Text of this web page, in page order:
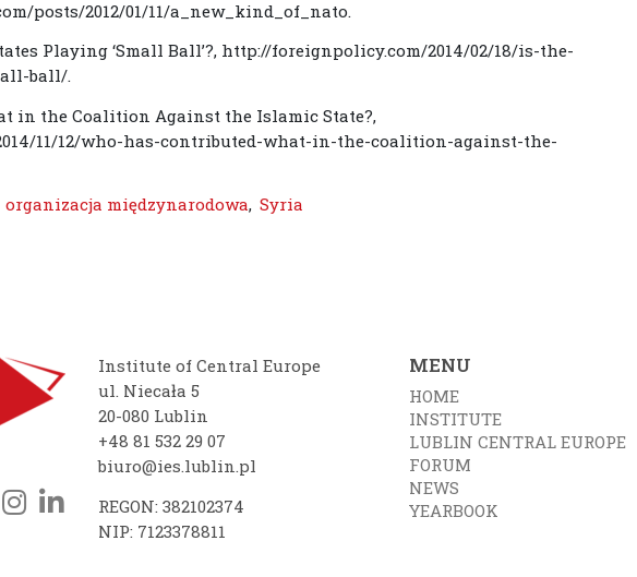
posts/2012/01/11/a_new_kind_of_nato.
Playing ‘Small Ball’?, http://foreignpolicy.com/2014/02/18/is-the-
ball/.
in the Coalition Against the Islamic State?,
11/12/who-has-contributed-what-in-the-coalition-against-the-
organizacja międzynarodowa, Syria
Institute of Central Europe
ul. Niecała 5
20-080 Lublin
+48 81 532 29 07
biuro@ies.lublin.pl
REGON: 382102374
NIP: 7123378811
MENU
HOME
INSTITUTE
LUBLIN CENTRAL EUROPE
FORUM
NEWS
YEARBOOK